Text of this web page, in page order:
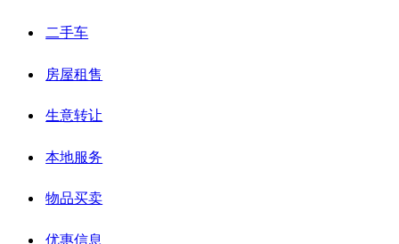
二手车
房屋租售
生意转让
本地服务
物品买卖
优惠信息